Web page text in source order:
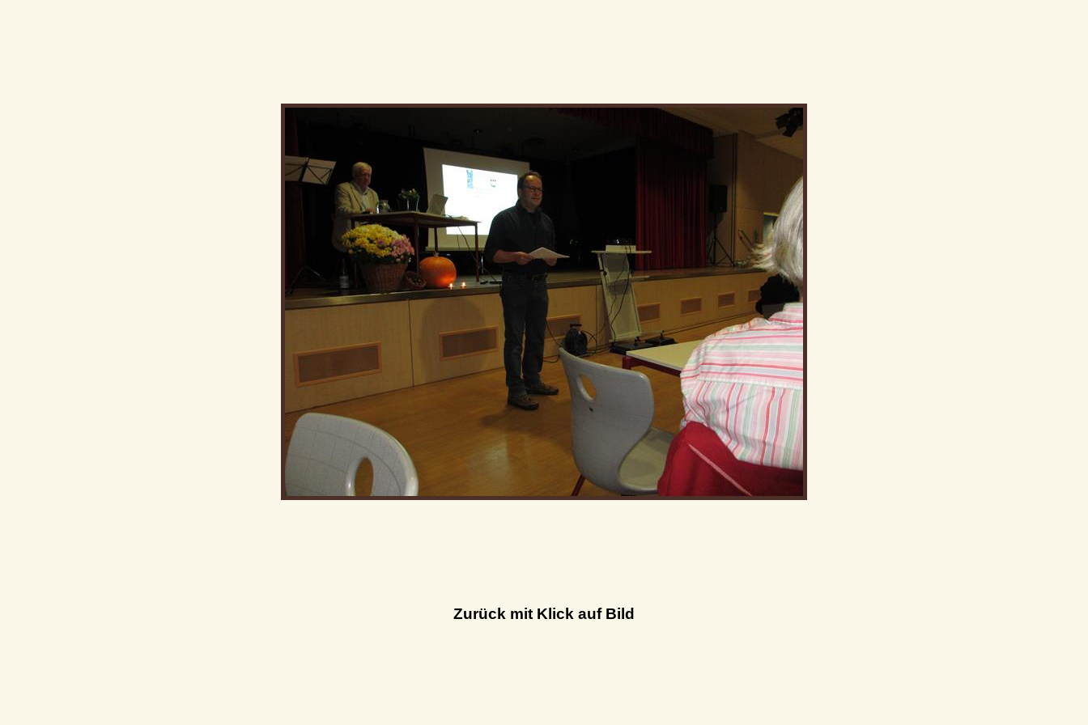
Zurück mit Klick auf Bild